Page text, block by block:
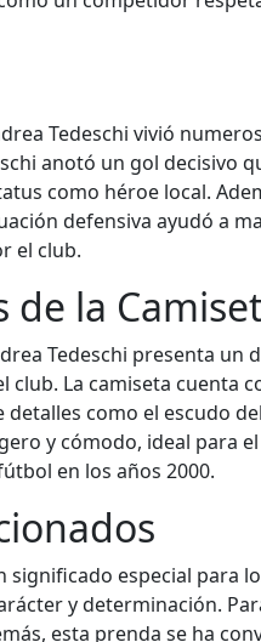
Tedeschi vivió
anotó un gol
como héroe local.
defensiva ayudó a
el club.
de la
Tedeschi presenta
La camiseta
como el escudo
y cómodo, ideal para
en los años 2000.
significado especial
y determinación.
esta prenda se ha